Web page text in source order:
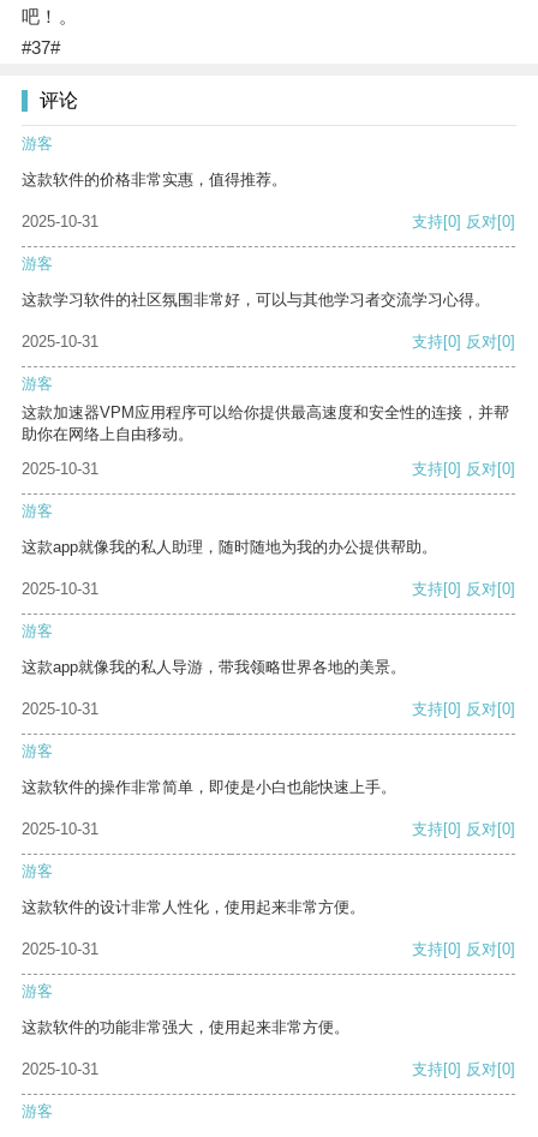
吧！。
#37#
评论
游客
这款软件的价格非常实惠，值得推荐。
2025-10-31 支持[0] 反对[0]
游客
这款学习软件的社区氛围非常好，可以与其他学习者交流学习心得。
2025-10-31 支持[0] 反对[0]
游客
这款加速器VPM应用程序可以给你提供最高速度和安全性的连接，并帮
助你在网络上自由移动。
2025-10-31
支持[0] 反对[0]
游客
这款app就像我的私人助理，随时随地为我的办公提供帮助。
2025-10-31 支持[0] 反对[0]
游客
这款app就像我的私人导游，带我领略世界各地的美景。
2025-10-31 支持[0] 反对[0]
游客
这款软件的操作非常简单，即使是小白也能快速上手。
2025-10-31 支持[0] 反对[0]
游客
这款软件的设计非常人性化，使用起来非常方便。
2025-10-31 支持[0] 反对[0]
游客
这款软件的功能非常强大，使用起来非常方便。
2025-10-31 支持[0] 反对[0]
游客